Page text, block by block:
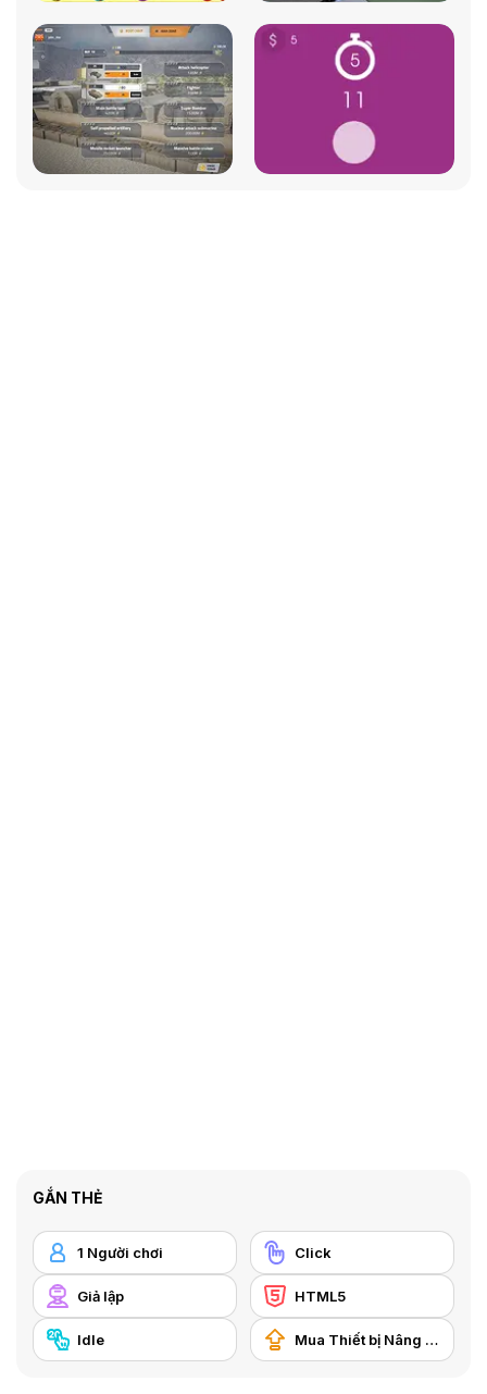
GẮN THẺ
1 Người chơi Click
Giả lập HTML5
Idle Mua Thiết bị Nâng cấp